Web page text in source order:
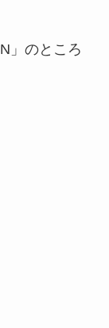
」のところ